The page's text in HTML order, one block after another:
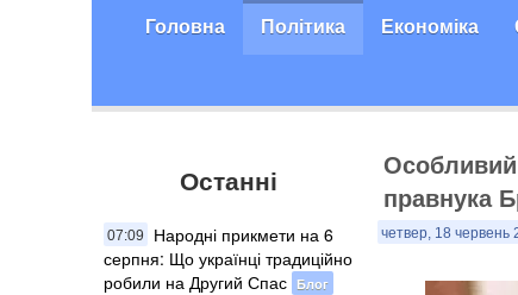
Головна Політика Економіка
Останні
07:09
Народні прикмети на 6
серпня: Що українці традиційно
робили на Другий Спас Блог
правнука
четвер, 18 червень